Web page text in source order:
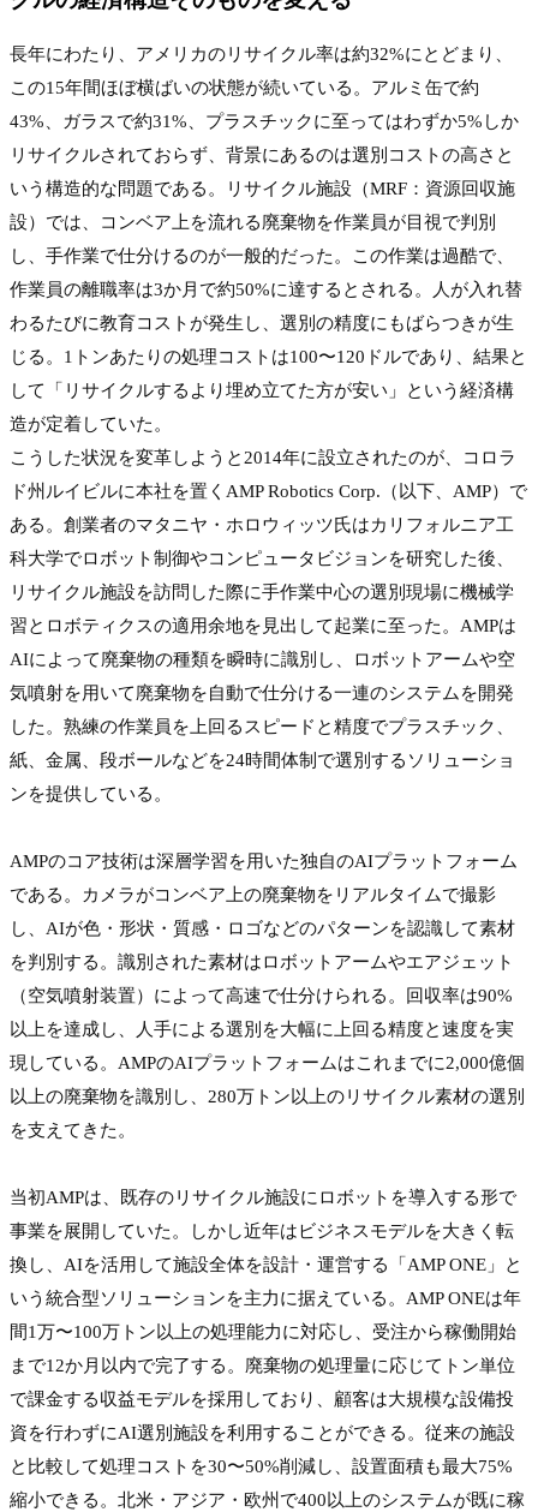
長年にわたり、アメリカのリサイクル率は約32%にとどまり、
この15年間ほぼ横ばいの状態が続いている。アルミ缶で約
43%、ガラスで約31%、プラスチックに至ってはわずか5%しか
リサイクルされておらず、背景にあるのは選別コストの高さと
いう構造的な問題である。リサイクル施設（MRF：資源回収施
設）では、コンベア上を流れる廃棄物を作業員が目視で判別
し、手作業で仕分けるのが一般的だった。この作業は過酷で、
作業員の離職率は3か月で約50%に達するとされる。人が入れ替
わるたびに教育コストが発生し、選別の精度にもばらつきが生
じる。1トンあたりの処理コストは100〜120ドルであり、結果と
して「リサイクルするより埋め立てた方が安い」という経済構
造が定着していた。
こうした状況を変革しようと2014年に設立されたのが、コロラ
ド州ルイビルに本社を置くAMP Robotics Corp.（以下、AMP）で
ある。創業者のマタニヤ・ホロウィッツ氏はカリフォルニア工
科大学でロボット制御やコンピュータビジョンを研究した後、
リサイクル施設を訪問した際に手作業中心の選別現場に機械学
習とロボティクスの適用余地を見出して起業に至った。AMPは
AIによって廃棄物の種類を瞬時に識別し、ロボットアームや空
気噴射を用いて廃棄物を自動で仕分ける一連のシステムを開発
した。熟練の作業員を上回るスピードと精度でプラスチック、
紙、金属、段ボールなどを24時間体制で選別するソリューショ
ンを提供している。
AMPのコア技術は深層学習を用いた独自のAIプラットフォーム
である。カメラがコンベア上の廃棄物をリアルタイムで撮影
し、AIが色・形状・質感・ロゴなどのパターンを認識して素材
を判別する。識別された素材はロボットアームやエアジェット
（空気噴射装置）によって高速で仕分けられる。回収率は90%
以上を達成し、人手による選別を大幅に上回る精度と速度を実
現している。AMPのAIプラットフォームはこれまでに2,000億個
以上の廃棄物を識別し、280万トン以上のリサイクル素材の選別
を支えてきた。
当初AMPは、既存のリサイクル施設にロボットを導入する形で
事業を展開していた。しかし近年はビジネスモデルを大きく転
換し、AIを活用して施設全体を設計・運営する「AMP ONE」と
いう統合型ソリューションを主力に据えている。AMP ONEは年
間1万〜100万トン以上の処理能力に対応し、受注から稼働開始
まで12か月以内で完了する。廃棄物の処理量に応じてトン単位
で課金する収益モデルを採用しており、顧客は大規模な設備投
資を行わずにAI選別施設を利用することができる。従来の施設
と比較して処理コストを30〜50%削減し、設置面積も最大75%
縮小できる。北米・アジア・欧州で400以上のシステムが既に稼